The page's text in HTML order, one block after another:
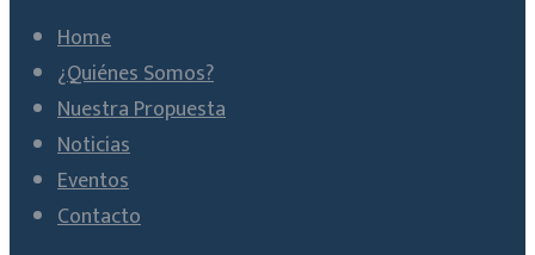
Home
¿Quiénes Somos?
Nuestra Propuesta
Noticias
Eventos
Contacto